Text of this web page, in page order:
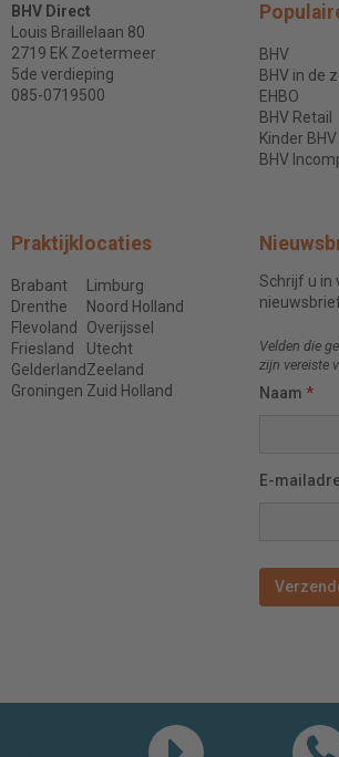
BHV Direct
Louis Braillelaan 80
2719 EK Zoetermeer
5de verdieping
085-0719500
BHV
BHV in de
EHBO
BHV Retail
Kinder BHV
BHV
Praktijklocaties
Brabant
Drenthe
Flevoland
Friesland
Gelderland
Groningen
Limburg
Noord Holland
Overijssel
Utecht
Zeeland
Zuid Holland
Schrijf u in
Velden die
zijn vereiste
Naam *
E-